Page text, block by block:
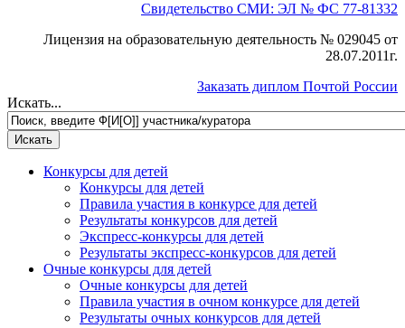
Свидетельство СМИ: ЭЛ № ФС 77-81332
Лицензия на образовательную деятельность № 029045 от
28.07.2011г.
Заказать диплом Почтой России
Искать...
Конкурсы для детей
Конкурсы для детей
Правила участия в конкурсе для детей
Результаты конкурсов для детей
Экспресс-конкурсы для детей
Результаты экспресс-конкурсов для детей
Очные конкурсы для детей
Очные конкурсы для детей
Правила участия в очном конкурсе для детей
Результаты очных конкурсов для детей